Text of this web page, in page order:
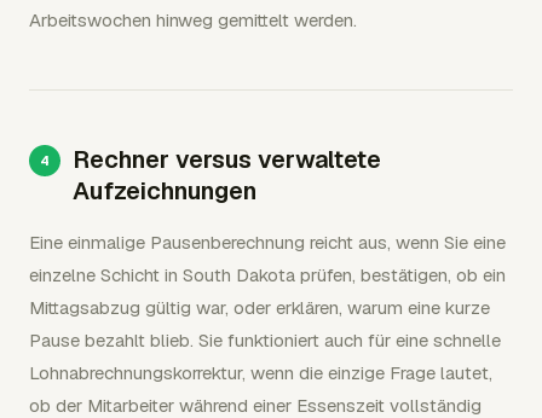
Arbeitswochen hinweg gemittelt werden.
Rechner versus verwaltete
Aufzeichnungen
Eine einmalige Pausenberechnung reicht aus, wenn Sie eine
einzelne Schicht in South Dakota prüfen, bestätigen, ob ein
Mittagsabzug gültig war, oder erklären, warum eine kurze
Pause bezahlt blieb. Sie funktioniert auch für eine schnelle
Lohnabrechnungskorrektur, wenn die einzige Frage lautet,
ob der Mitarbeiter während einer Essenszeit vollständig